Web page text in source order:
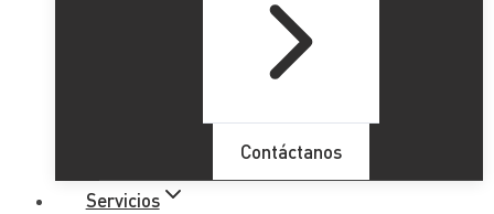
Contáctanos
Servicios